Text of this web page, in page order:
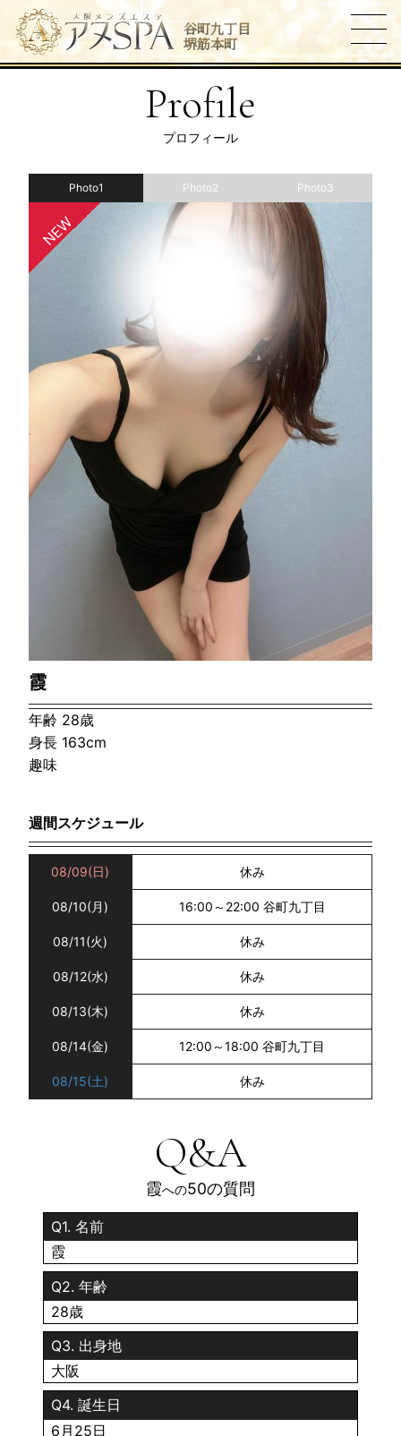
谷町九丁目
堺筋本町
Profile
プロフィール
Photo1 Photo2 Photo3
NEW
霞
年齢 28歳
身長 163cm
趣味
週間スケジュール
08/09(日)
08/10(月)
08/11(火)
08/12(水)
08/13(木)
08/14(金)
08/15(土)
休み
16:00～22:00 谷町九丁目
休み
休み
休み
12:00～18:00谷町九丁目
休み
Q&A
霞への50の質問
Q1. 名前
霞
Q2. 年齢
28歳
Q3. 出身地
大阪
Q4. 誕生日
6月25日